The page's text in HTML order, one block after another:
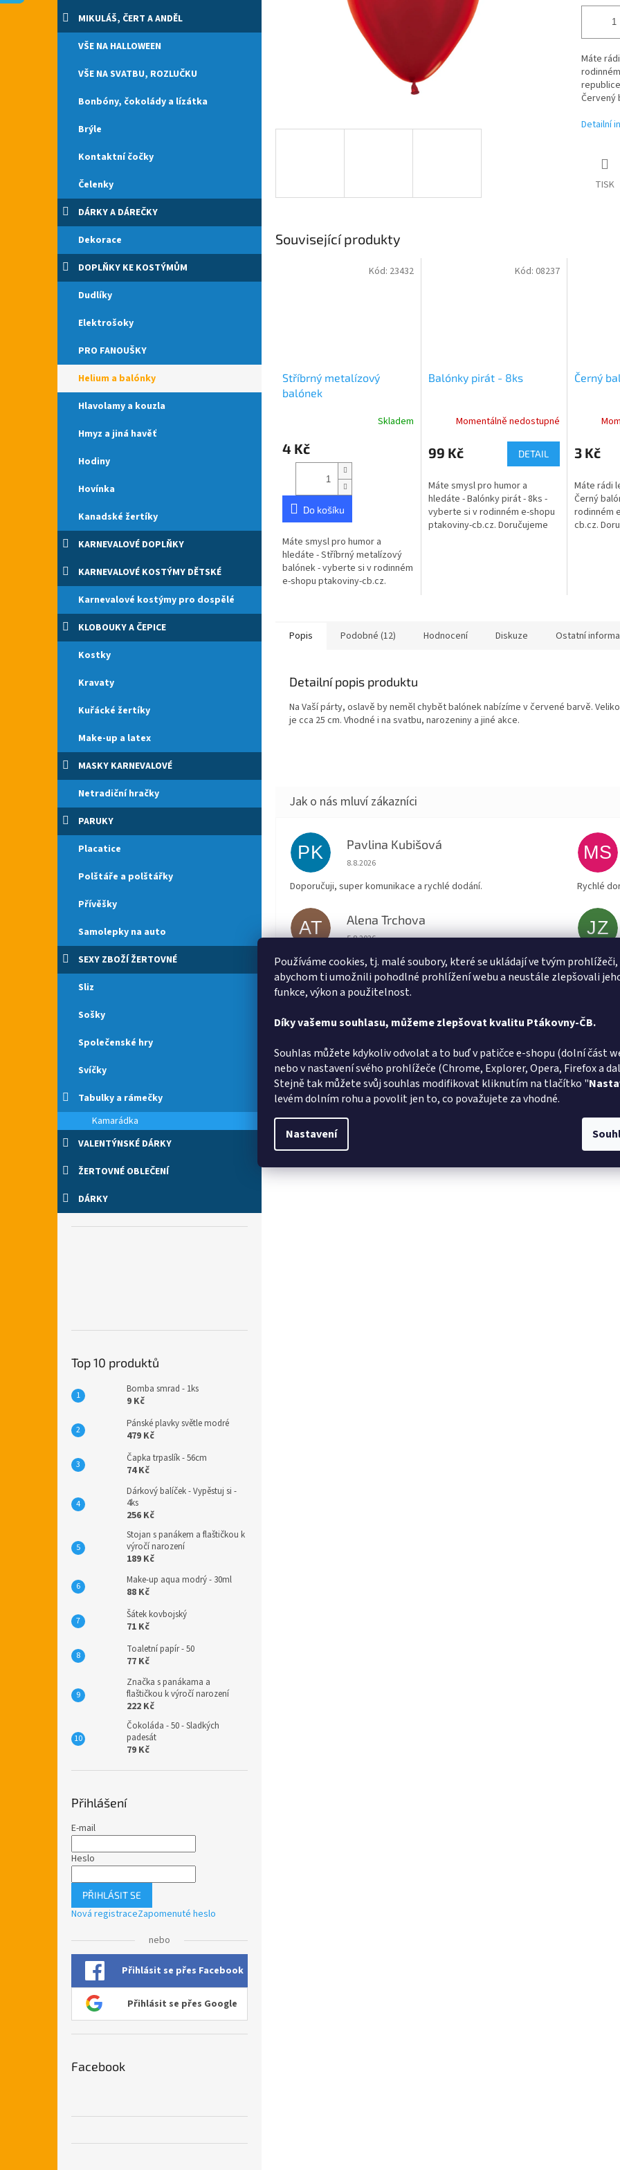
Používáme cookies, tj. malé soubory, které se ukládají ve tvým prohlížeči,
abychom ti umožnili pohodlné prohlížení webu a neustále zlepšovali
funkce, výkon a použitelnost.
Díky vašemu souhlasu, můžeme zlepšovat kvalitu Ptákovny-ČB.
Souhlas můžete kdykoliv odvolat a to buď v patičce e-shopu (dolní část
nebo v nastavení svého prohlížeče (Chrome, Explorer, Opera, Firefox a
Stejně tak můžete svůj souhlas modifikovat kliknutím na tlačítko "
levém dolním rohu a povolit jen to, co považujete za vhodné.
Nastavení
e
l
MIKULÁŠ, ČERT A ANDĚL
VŠE NA HALLOWEEN
VŠE NA SVATBU, ROZLUČKU
Bonbóny, čokolády a lízátka
Brýle
Kontaktní čočky
Čelenky
DÁRKY A DÁREČKY
Dekorace
DOPLŇKY KE KOSTÝMŮM
Dudlíky
Elektrošoky
PRO FANOUŠKY
Helium a balónky
Hlavolamy a kouzla
Hmyz a jiná havěť
Hodiny
Hovínka
Kanadské žertíky
KARNEVALOVÉ DOPLŇKY
KARNEVALOVÉ KOSTÝMY DĚTSKÉ
Karnevalové kostýmy pro dospělé
KLOBOUKY A ČEPICE
Kostky
Kravaty
Kuřácké žertíky
Make-up a latex
MASKY KARNEVALOVÉ
Netradiční hračky
PARUKY
Placatice
Polštáře a polštářky
Přívěšky
Samolepky na auto
SEXY ZBOŽÍ ŽERTOVNÉ
Sliz
Sošky
Společenské hry
Svíčky
Tabulky a rámečky
Kamarádka
VALENTÝNSKÉ DÁRKY
ŽERTOVNÉ OBLEČENÍ
DÁRKY
Top 10 produktů
Bomba smrad - 1ks
9 Kč
Pánské plavky světle modré
479 Kč
Čapka trpaslík - 56cm
74 Kč
Dárkový balíček - Vypěstuj si -
4ks
256 Kč
Stojan s panákem a flaštičkou k
výročí narození
189 Kč
Make-up aqua modrý - 30ml
88 Kč
Šátek kovbojský
71 Kč
Toaletní papír - 50
77 Kč
Značka s panákama a
flaštičkou k výročí narození
222 Kč
Čokoláda - 50 - Sladkých
padesát
79 Kč
Přihlášení
E-mail
Heslo
PŘIHLÁSIT SE
Nová registraceZapomenuté heslo
nebo
Přihlásit se přes Facebook
Přihlásit se přes Google
Facebook
Máte
Červený
Detailní
TISK
Související produkty
Stříbrný metalízový
balónek
Skladem
4 Kč
Do košíku
Máte smysl pro humor a
hledáte - Stříbrný metalízový
balónek - vyberte si v rodinném
e-shopu ptakoviny-cb.cz.
Kód: 23432
Balónky pirát - 8ks
Momentálně nedostupné
99 Kč DETAIL
Máte smysl pro humor a
hledáte - Balónky pirát - 8ks -
vyberte si v rodinném e-shopu
ptakoviny-cb.cz. Doručujeme
Kód: 08237
Černý
3 Kč
Máte rádi
Černý
rodinném
cb.cz.
Popis Podobné (12) Hodnocení Diskuze Ostatní
Detailní popis produktu
Na Vaší párty, oslavě by neměl chybět balónek nabízíme v červené barvě.
je cca 25 cm. Vhodné i na svatbu, narozeniny a jiné akce.
PK Pavlina Kubišová
Hodnocení obchodu je 5 z 5 hvězdiček.
8.8.2026
Doporučuji, super komunikace a rychlé dodání.
MS
Rychlé
AT Alena Trchova
Hodnocení obchodu je 5 z 5 hvězdiček.
5.8.2026
Vše v pořádku
JZ
Rychlé